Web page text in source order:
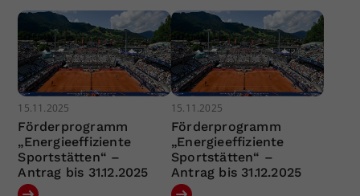
15.11.2025
Förderprogramm
„Energieeffiziente
Sportstätten“ –
Antrag bis 31.12.2025
15.11.2025
Förderprogramm
„Energieeffiziente
Sportstätten“ –
Antrag bis 31.12.2025